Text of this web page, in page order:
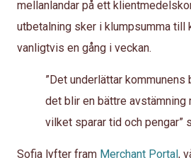
mellanlandar på ett
utbetalning sker i klumpsumma till
vanligtvis en gång i veckan.
”Det underlättar kommunens
det blir en bättre avstämning
vilket sparar tid och pengar”
Sofia lyfter fram Merchant Portal ,